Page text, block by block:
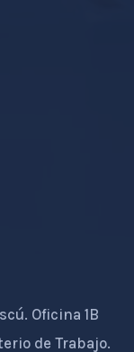
Oficina 1B
de Trabajo.